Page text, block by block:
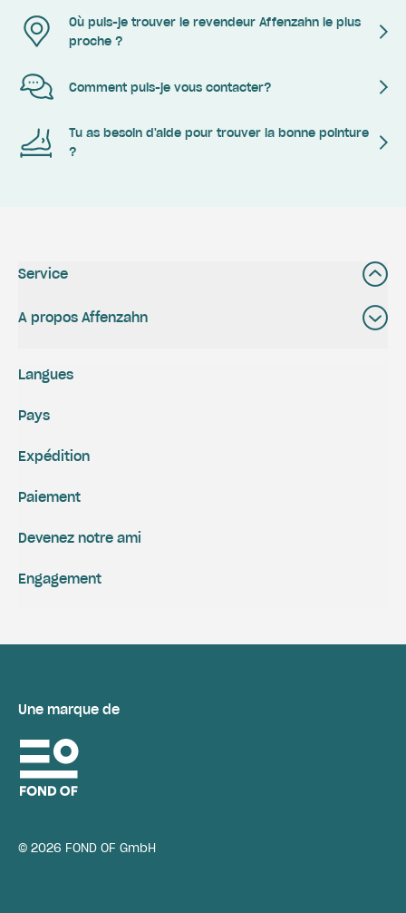
Où puis-je trouver le revendeur Affenzahn le plus
proche ?
Comment puis-je vous contacter?
Tu as besoin d'aide pour trouver la bonne pointure
?
Service
A propos Affenzahn
Expédition
Paiement
Engagement
Devenez notre ami
Langues
Pays
Une marque de
© 2026 FOND OF GmbH